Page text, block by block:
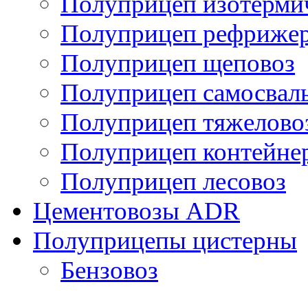
Полуприцеп
Полуприцеп щеповоз
Полуприцеп
Полуприцеп
Полуприцеп
Полуприцеп лесовоз
Цементовозы ADR
Полуприцепы цистерны
Бензовоз